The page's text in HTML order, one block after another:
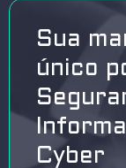
Sua
único
Cyber